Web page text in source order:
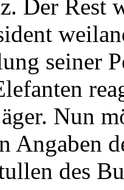
Der Rest
seiner
Nun
Angaben
des